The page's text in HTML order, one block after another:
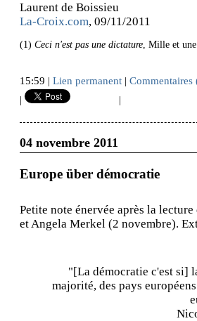
Laurent de Boissieu
La-Croix.com, 09/11/2011
(1) Ceci n'est pas une dictature , Mille et
15:59 | Lien permanent | Commentaires
|
|
04 novembre 2011
Europe über démocratie
Petite note énervée après la
et Angela Merkel (2 novembre).
"[La démocratie c'est si]
majorité, des pays